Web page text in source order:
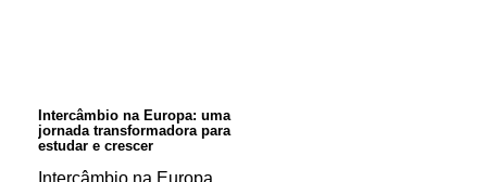
estudar
e
crescer
Intercâmbio na Europa: uma
jornada transformadora para
estudar e crescer
Intercâmbio na Europa